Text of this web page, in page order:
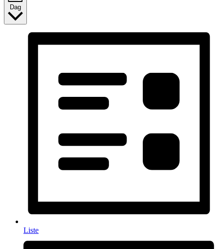
Dag
Liste